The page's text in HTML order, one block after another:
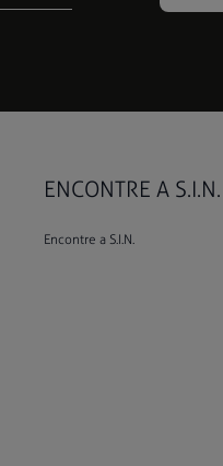
ENCONTRE A S.I.N.
Encontre a S.I.N.